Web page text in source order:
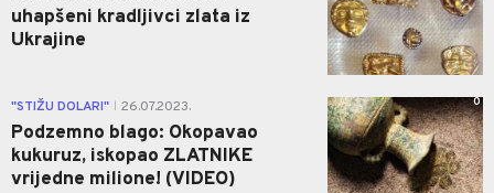
uhapšeni kradljivci zlata iz
Ukrajine
"STIŽU DOLARI" 26.07.2023.
Podzemno blago: Okopavao
kukuruz, iskopao ZLATNIKE
vrijedne milione! (VIDEO)
0